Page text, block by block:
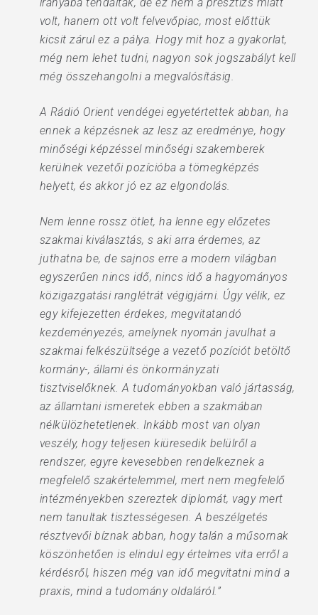
volt, hanem ott volt felvevőpiac, most előttük
kicsit zárul ez a pálya. Hogy mit hoz a gyakorlat,
még nem lehet tudni, nagyon sok jogszabályt kell
még összehangolni a megvalósításig.
A Rádió Orient vendégei egyetértettek abban, ha
ennek a képzésnek az lesz az eredménye, hogy
minőségi képzéssel minőségi szakemberek
kerülnek vezetői pozícióba a tömegképzés
helyett, és akkor jó ez az elgondolás.
Nem lenne rossz ötlet, ha lenne egy előzetes
szakmai kiválasztás, s aki arra érdemes, az
juthatna be, de sajnos erre a modern világban
egyszerűen nincs idő, nincs idő a hagyományos
közigazgatási ranglétrát végigjárni. Úgy vélik, ez
egy kifejezetten érdekes, megvitatandó
kezdeményezés, amelynek nyomán javulhat a
szakmai felkészültsége a vezető pozíciót betöltő
kormány-, állami és önkormányzati
tisztviselőknek. A tudományokban való jártasság,
az államtani ismeretek ebben a szakmában
nélkülözhetetlenek. Inkább most van olyan
veszély, hogy teljesen kiüresedik belülről a
rendszer, egyre kevesebben rendelkeznek a
megfelelő szakértelemmel, mert nem megfelelő
intézményekben szereztek diplomát, vagy mert
nem tanultak tisztességesen. A beszélgetés
résztvevői bíznak abban, hogy talán a műsornak
köszönhetően is elindul egy értelmes vita erről a
kérdésről, hiszen még van idő megvitatni mind a
praxis, mind a tudomány oldaláról.”